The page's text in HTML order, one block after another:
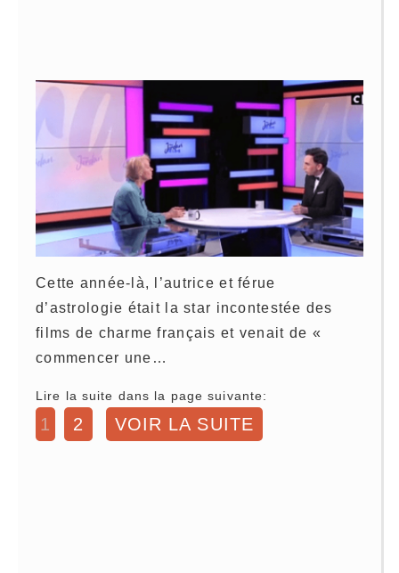
Cette année-là, l’autrice et férue
d’astrologie était la star incontestée des
films de charme français et venait de «
commencer une…
Lire la suite dans la page suivante:
1 2 VOIR LA SUITE